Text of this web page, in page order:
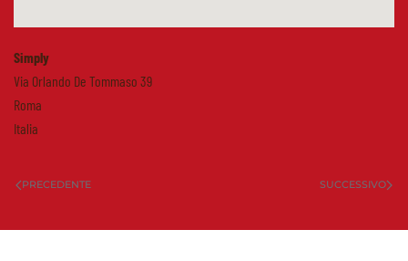
Simply
Via Orlando De Tommaso 39
Roma
Italia
PRECEDENTE SUCCESSIVO